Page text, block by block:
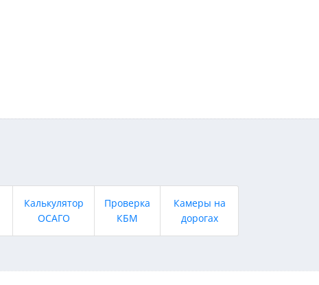
Калькулятор
ОСАГО
Проверка
КБМ
Камеры на
дорогах